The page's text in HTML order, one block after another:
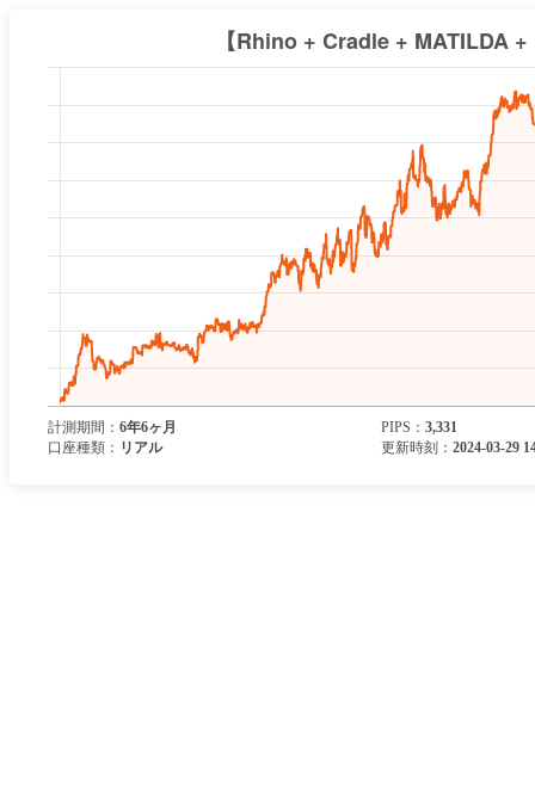
計測期間： 6年6ヶ月 PIPS ：3,331
口座種類： リアル 更新時刻：2024-03-29